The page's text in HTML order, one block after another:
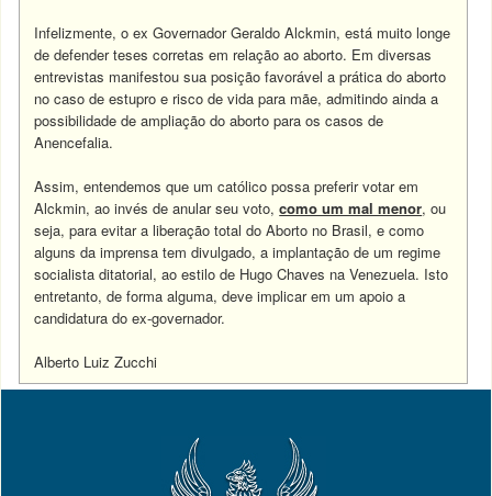
Infelizmente, o ex Governador Geraldo Alckmin, está muito longe
de defender teses corretas em relação ao aborto. Em diversas
entrevistas manifestou sua posição favorável a prática do aborto
no caso de estupro e risco de vida para mãe, admitindo ainda a
possibilidade de ampliação do aborto para os casos de
Anencefalia.
Assim, entendemos que um católico possa preferir votar em
Alckmin, ao invés de anular seu voto,como um mal menor, ou
seja, para evitara liberação total do Aborto no Brasil, e como
alguns da imprensa tem divulgado, a implantação de um regime
socialista ditatorial, ao estilo de Hugo Chaves na Venezuela. Isto
entretanto, de forma alguma, deve implicar em um apoio a
candidatura do ex-governador.
Alberto Luiz Zucchi